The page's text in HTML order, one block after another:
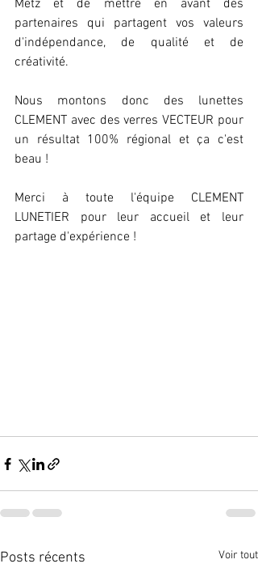
Metz et de mettre en avant des
partenaires qui partagent vos valeurs
d'indépendance, de qualité et de
créativité.
Nous montons donc des lunettes
CLEMENT avec des verres VECTEUR pour
un résultat 100% régional et ça c'est
beau !
Merci à toute l'équipe CLEMENT
LUNETIER pour leur accueil et leur
partage d'expérience !
Posts récents Voir tout